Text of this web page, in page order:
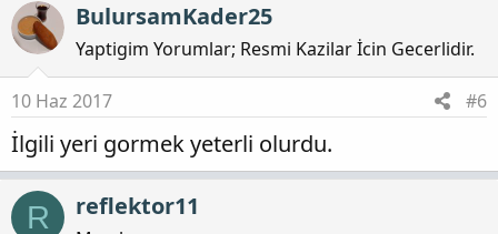
BulursamKader25
Yaptigim Yorumlar; Resmi Kazilar İcin Gecerlidir.
10 Haz 2017 #6
İlgili yeri gormek yeterli olurdu.
R reflektor11